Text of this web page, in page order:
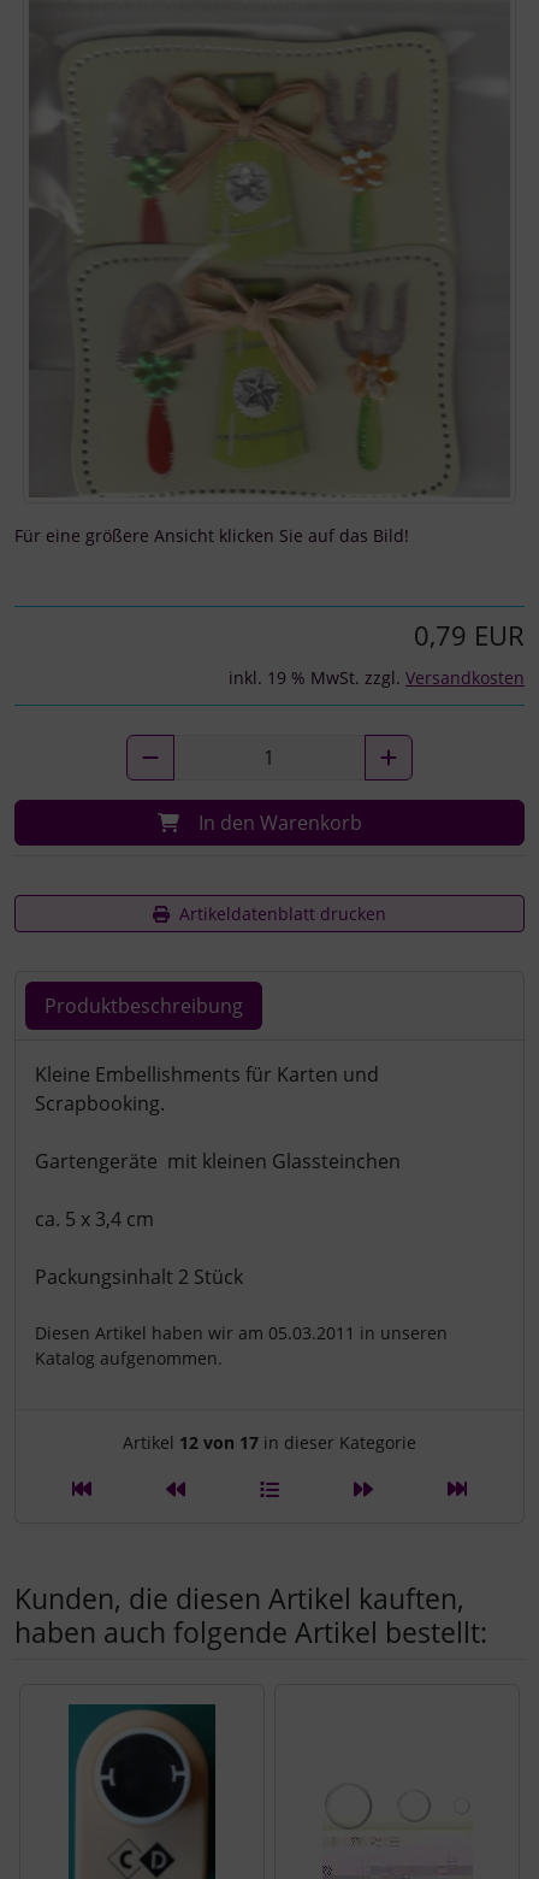
Für eine größere Ansicht klicken Sie auf das Bild!
0,79 EUR
inkl. 19 % MwSt. zzgl. Versandkosten
In den Warenkorb
Artikeldatenblatt drucken
Produktbeschreibung
Produktbeschreibung
Kleine Embellishments für Karten und
Scrapbooking.
Gartengeräte mit kleinen Glassteinchen
ca. 5 x 3,4 cm
Packungsinhalt 2 Stück
Diesen Artikel haben wir am 05.03.2011 in unseren
Katalog aufgenommen.
Artikelnavigation innerhalb
Artikel 12 von 17 in dieser Kategorie
Kunden, die diesen Artikel kauften,
haben auch folgende Artikel bestellt: